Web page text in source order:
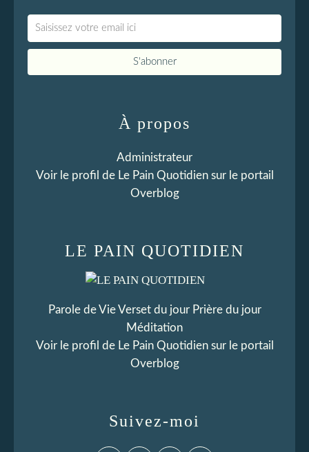
LE PAIN QUOTIDIEN
Parole de Vie Verset du jour Prière du jour
Méditation
Voir le profil de Le Pain Quotidiensur le portail
Overblog
Suivez-moi
À propos
Administrateur
Voir le profil de Le Pain Quotidiensur le portail
Overblog